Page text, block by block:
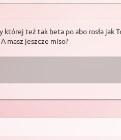
też tak beta po abo rosła
masz jeszcze miso?